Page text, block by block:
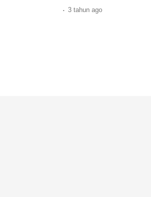
. 3 tahun ago